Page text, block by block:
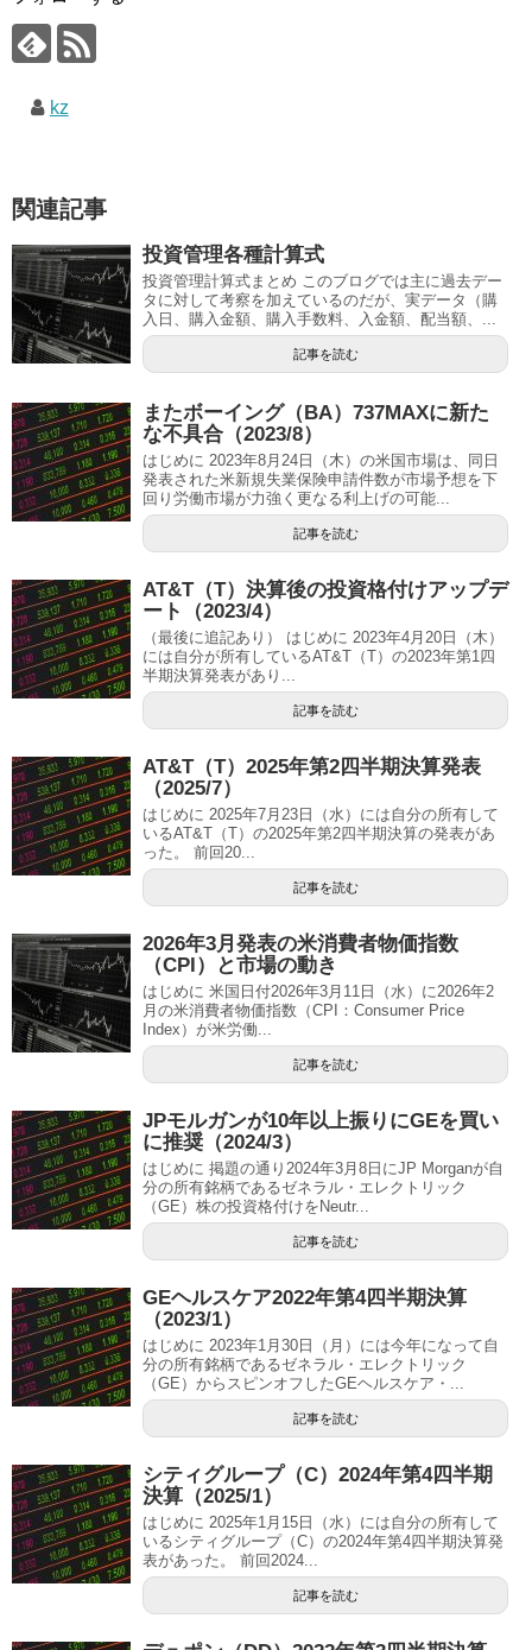
kz
関連記事
投資管理各種計算式
投資管理計算式まとめ このブログでは主に過去デー
タに対して考察を加えているのだが、実データ（購
入日、購入金額、購入手数料、入金額、配当額、...
記事を読む
またボーイング（BA）737MAXに新た
な不具合（2023/8）
はじめに 2023年8月24日（木）の米国市場は、同日
発表された米新規失業保険申請件数が市場予想を下
回り労働市場が力強く更なる利上げの可能...
記事を読む
AT&T（T）決算後の投資格付けアップデ
ート（2023/4）
（最後に追記あり） はじめに 2023年4月20日（木）
には自分が所有しているAT&T（T）の2023年第1四
半期決算発表があり...
記事を読む
AT&T（T）2025年第2四半期決算発表
（2025/7）
はじめに 2025年7月23日（水）には自分の所有して
いるAT&T（T）の2025年第2四半期決算の発表があ
った。 前回20...
記事を読む
2026年3月発表の米消費者物価指数
（CPI）と市場の動き
はじめに 米国日付2026年3月11日（水）に2026年2
月の米消費者物価指数（CPI：Consumer Price
Index）が米労働...
記事を読む
JPモルガンが10年以上振りにGEを買い
に推奨（2024/3）
はじめに 掲題の通り2024年3月8日にJP Morganが自
分の所有銘柄であるゼネラル・エレクトリック
（GE）株の投資格付けをNeutr...
記事を読む
GEヘルスケア2022年第4四半期決算
（2023/1）
はじめに 2023年1月30日（月）には今年になって自
分の所有銘柄であるゼネラル・エレクトリック
（GE）からスピンオフしたGEヘルスケア・...
記事を読む
シティグループ（C）2024年第4四半期
決算（2025/1）
はじめに 2025年1月15日（水）には自分の所有して
いるシティグループ（C）の2024年第4四半期決算発
表があった。 前回2024...
記事を読む